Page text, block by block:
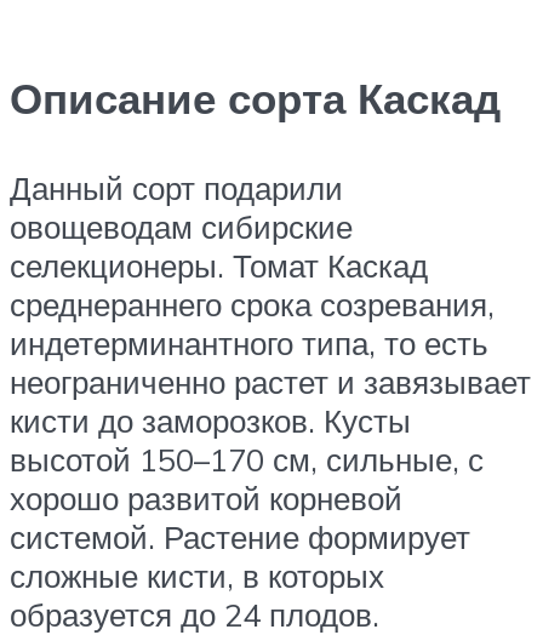
Описание сорта Каскад
Данный сорт подарили
овощеводам сибирские
селекционеры. Томат Каскад
среднераннего срока созревания,
индетерминантного типа, то есть
неограниченно растет и завязывает
кисти до заморозков. Кусты
высотой 150–170 см, сильные, с
хорошо развитой корневой
системой. Растение формирует
сложные кисти, в которых
образуется до 24 плодов.